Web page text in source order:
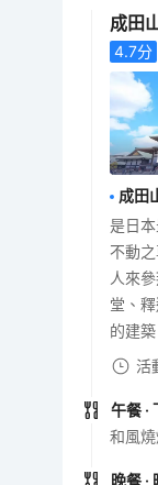
成田
4.7分
成田
是日
不動
人來
堂、
的建築
活
午餐 ·
和風
晚餐 ·